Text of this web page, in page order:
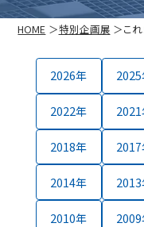
HOME 特別企画展 こ
2026 2025
2022 2021
2018 2017
2014 2013
2010 2009